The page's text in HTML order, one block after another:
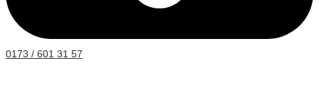
0173 / 601 31 57